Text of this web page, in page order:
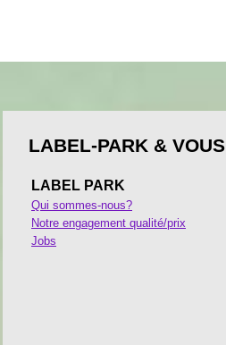
LABEL-PARK & VOUS
LABEL PARK
Qui sommes-nous?
Notre engagement qualité/prix
Jobs